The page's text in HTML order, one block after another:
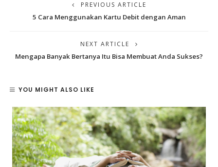
PREVIOUS ARTICLE
5 Cara Menggunakan Kartu Debit dengan Aman
NEXT ARTICLE
Mengapa Banyak Bertanya Itu Bisa Membuat Anda Sukses?
YOU MIGHT ALSO LIKE